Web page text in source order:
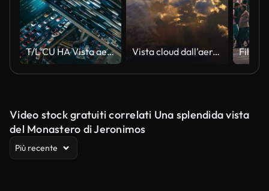
T/L CU HA Vista aerea del traffico dell'ora di punta su più autostrade di notte / Pechino, Cina Vista cloud dall'aereo.
Video stock gratuiti correlati Una splendida vista
del Monastero di Jeronimos
Più recente